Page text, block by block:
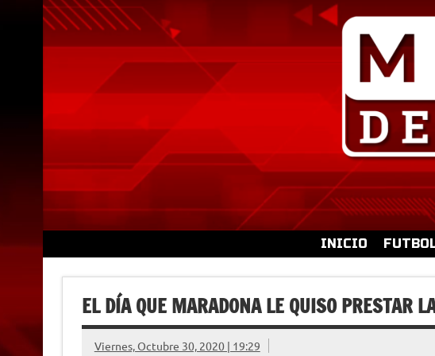
INICIO
EL DÍA QUE MARADONA LE QUISO PRESTAR
Viernes, Octubre 30, 2020 | 19:29